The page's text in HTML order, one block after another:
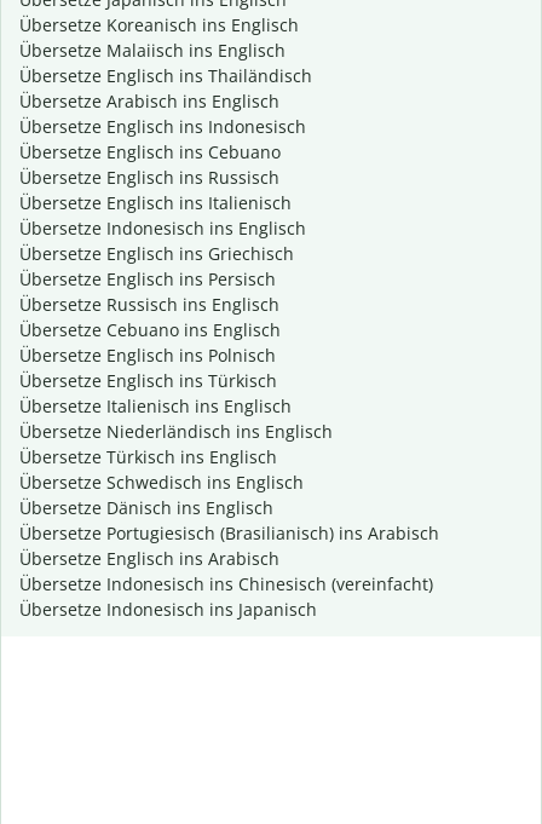
Übersetze Koreanisch ins Englisch
Übersetze Malaiisch ins Englisch
Übersetze Englisch ins Thailändisch
Übersetze Arabisch ins Englisch
Übersetze Englisch ins Indonesisch
Übersetze Englisch ins Cebuano
Übersetze Englisch ins Russisch
Übersetze Englisch ins Italienisch
Übersetze Indonesisch ins Englisch
Übersetze Englisch ins Griechisch
Übersetze Englisch ins Persisch
Übersetze Russisch ins Englisch
Übersetze Cebuano ins Englisch
Übersetze Englisch ins Polnisch
Übersetze Englisch ins Türkisch
Übersetze Italienisch ins Englisch
Übersetze Niederländisch ins Englisch
Übersetze Türkisch ins Englisch
Übersetze Schwedisch ins Englisch
Übersetze Dänisch ins Englisch
Übersetze Portugiesisch (Brasilianisch) ins Arabisch
Übersetze Englisch ins Arabisch
Übersetze Indonesisch ins Chinesisch (vereinfacht)
Übersetze Indonesisch ins Japanisch